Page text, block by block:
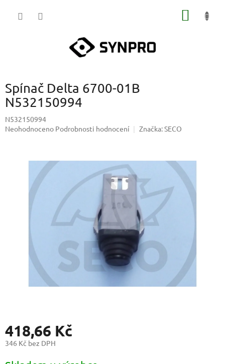
Spínač Delta 6700-01B
N532150994
N532150994
Průměrné
hvězdiček.
Neohodnoceno Podrobnosti hodnocení Značka:SECO
418,66 Kč
346 Kč bez DPH